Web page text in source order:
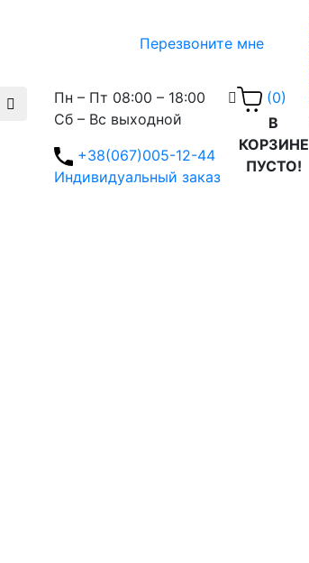
Перезвоните мне
Пн – Пт 08:00 – 18:00
Сб – Вс выходной
+38(067)005-12-44
Индивидуальный заказ
(0)
В
КОРЗИНЕ
ПУСТО!